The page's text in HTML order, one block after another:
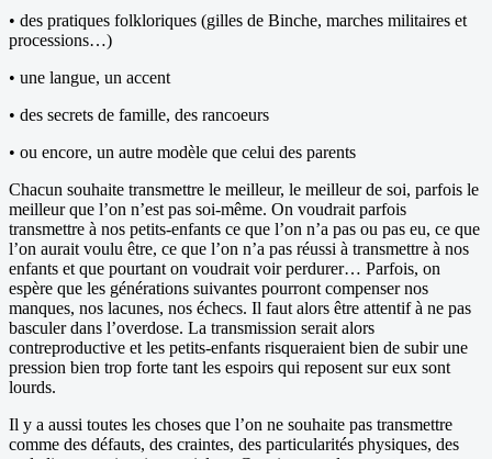
• des pratiques folkloriques (gilles de Binche, marches militaires et
processions…)
• une langue, un accent
• des secrets de famille, des rancoeurs
• ou encore, un autre modèle que celui des parents
Chacun souhaite transmettre le meilleur, le meilleur de soi, parfois le
meilleur que l’on n’est pas soi-même. On voudrait parfois
transmettre à nos petits-enfants ce que l’on n’a pas ou pas eu, ce que
l’on aurait voulu être, ce que l’on n’a pas réussi à transmettre à nos
enfants et que pourtant on voudrait voir perdurer… Parfois, on
espère que les générations suivantes pourront compenser nos
manques, nos lacunes, nos échecs. Il faut alors être attentif à ne pas
basculer dans l’overdose. La transmission serait alors
contreproductive et les petits-enfants risqueraient bien de subir une
pression bien trop forte tant les espoirs qui reposent sur eux sont
lourds.
Il y a aussi toutes les choses que l’on ne souhaite pas transmettre
comme des défauts, des craintes, des particularités physiques, des